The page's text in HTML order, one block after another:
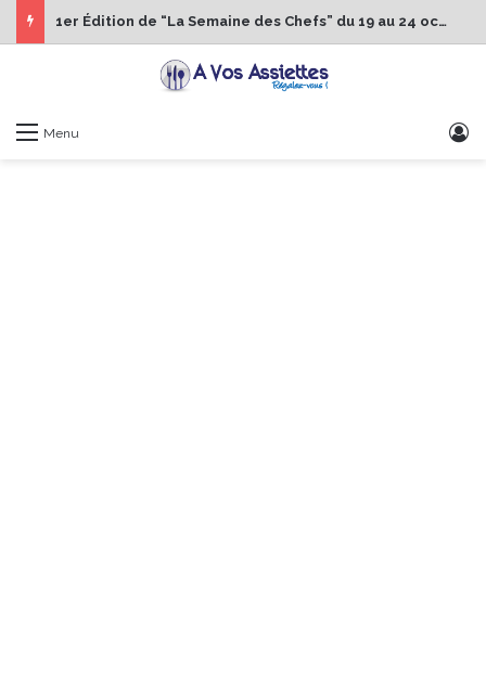
1er Édition de “La Semaine des Chefs” du 19 au 24 octobre 2026
Menu